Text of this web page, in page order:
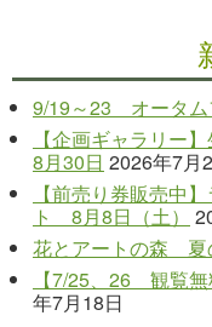
9/19～23 オータ
【企画ギャラリ
8月30日 2026年7月
【前売り券販売中
ト 8月8日（土）
花とアートの森
【7/25、26 観覧
年7月18日